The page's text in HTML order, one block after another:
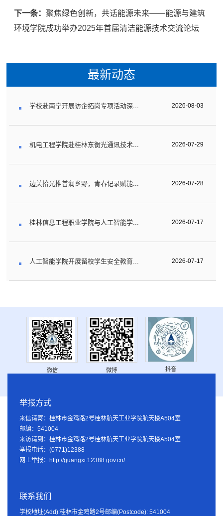
下一条：聚焦绿色创新，共话能源未来——能源与建筑
环境学院成功举办2025年首届清洁能源技术交流论坛
最新动态
学校赴南宁开展访企拓岗专项活动深... 2026-08-03
机电工程学院赴桂林东衡光通讯技术... 2026-07-29
边关拾光推普润乡野，青春记录赋能... 2026-07-28
桂林信息工程职业学院与人工智能学... 2026-07-17
人工智能学院开展留校学生安全教育... 2026-07-17
微信 微博 抖音
举报方式
来信请寄：桂林市金鸡路2号桂林航天工业学院航天楼A504室
邮编：541004
来访请到：桂林市金鸡路2号桂林航天工业学院航天楼A504室
举报电话：(0771)12388
网上举报：http://guangxi.12388.gov.cn/
联系我们
学校地址(Add):桂林市金鸡路2号邮编(Postcode): 541004